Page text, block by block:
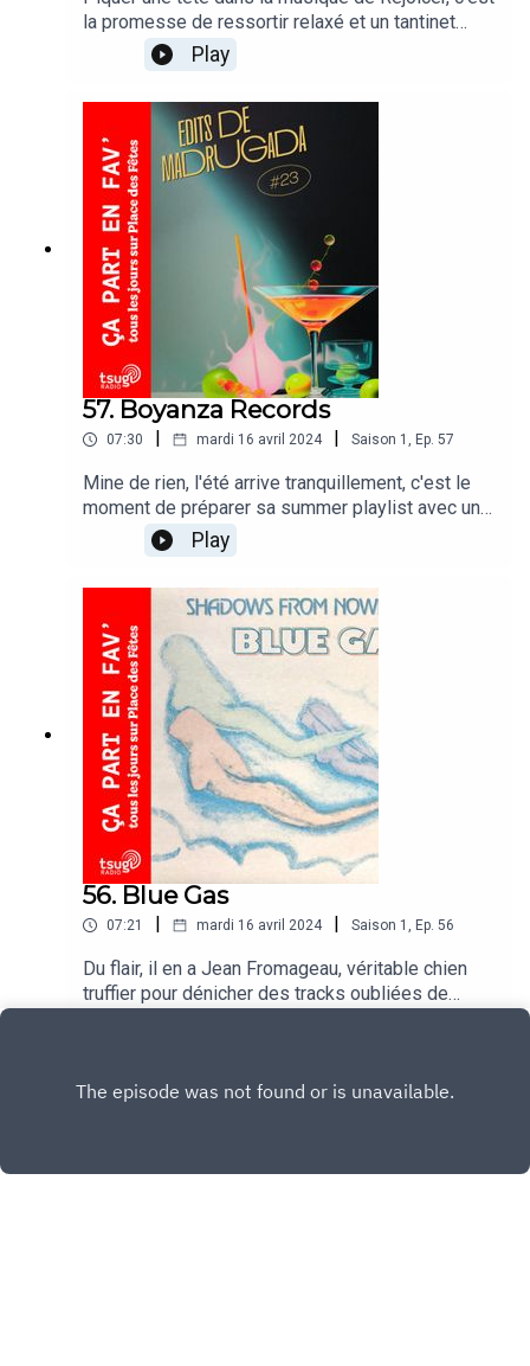
la promesse de ressortir relaxé et un tantinet
déboussolé d'autant plus que c'est l'album est
sorti sur le prestigieux label français Circus
Company. Rejoicer - OCNC XTRChronique
soutenue par Groover.co
Play
57. Boyanza Records
07:30 mardi 16 avril 2024 Saison 1 , Ep. 57
Mine de rien, l'été arrive tranquillement, c'est le
moment de préparer sa summer playlist avec une
compil du label mexicain Boyanza
Records.Colectivo Miramar - Entrégame tu Salsa
(Rework ft. MC Ninja) Cette chronique est
réalisée avec le soutien de Groover.co
Play
56. Blue Gas
07:21 mardi 16 avril 2024 Saison 1 , Ep. 56
Du flair, il en a Jean Fromageau, véritable chien
truffier pour dénicher des tracks oubliées de